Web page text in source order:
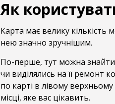
Як
Карта має велику кількість
нею значно зручнішим.
По-перше, тут можна знайти
чи виділялись на її ремонт
по карті в лівому
місці, яке вас цікавить.